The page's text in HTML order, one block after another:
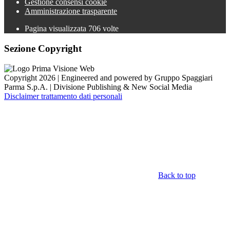
Gestione consensi cookie
Amministrazione trasparente
Pagina visualizzata 706 volte
Sezione Copyright
Copyright 2026 | Engineered and powered by Gruppo Spaggiari
Parma S.p.A. | Divisione Publishing & New Social Media
Disclaimer trattamento dati personali
Back to top